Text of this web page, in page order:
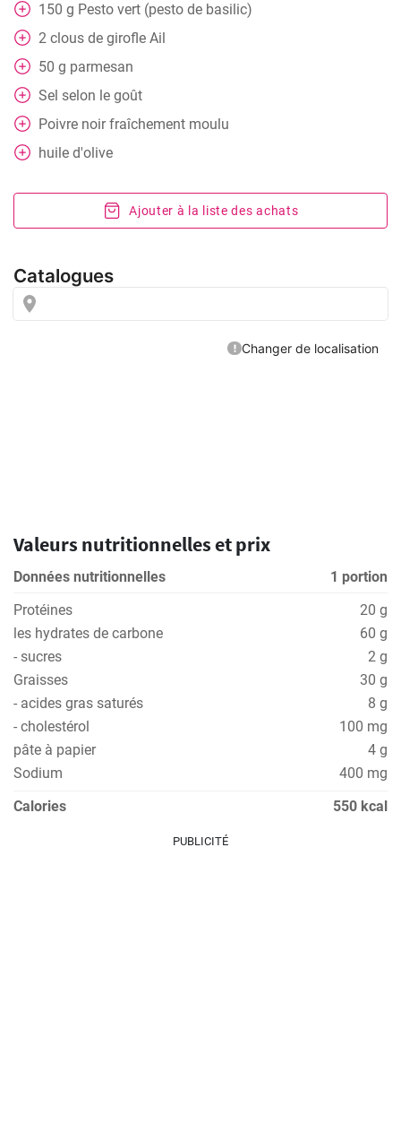
150 g Pesto vert (pesto de basilic)
2 clous de girofle Ail
50 g parmesan
Sel selon le goût
Poivre noir fraîchement moulu
huile d'olive
Ajouter à la liste des achats
Valeurs nutritionnelles et prix
Données nutritionnelles
1 portion
Protéines
20 g
les hydrates de carbone
60 g
- sucres
2 g
Graisses
30 g
- acides gras saturés
8 g
- cholestérol
100 mg
pâte à papier
4 g
Sodium
400 mg
Calories
550 kcal
PUBLICITÉ